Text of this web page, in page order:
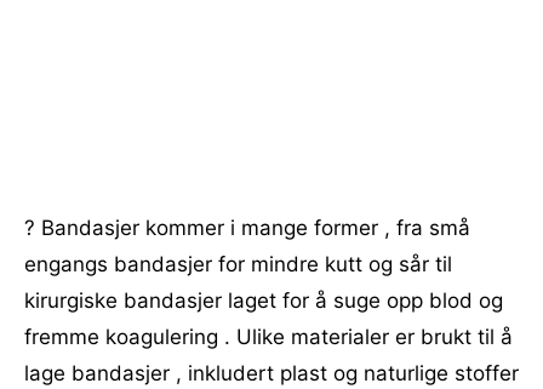
? Bandasjer kommer i mange former , fra små
engangs bandasjer for mindre kutt og sår til
kirurgiske bandasjer laget for å suge opp blod og
fremme koagulering . Ulike materialer er brukt til å
lage bandasjer , inkludert plast og naturlige stoffer